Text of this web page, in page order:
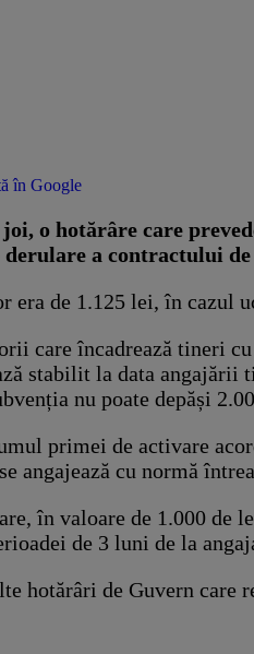
în Google
o hotărâre care
a contractului
era de 1.125 lei, în
care încadrează tineri
stabilit la data
nu poate depăși
primei de activare
angajează cu normă
în valoare de 1.000 de
de 3 luni de la
hotărâri de Guvern care